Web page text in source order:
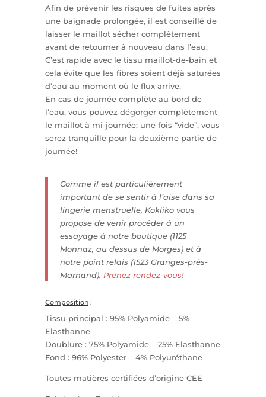
Afin de prévenir les risques de fuites après
une baignade prolongée, il est conseillé de
laisser le maillot sécher complètement
avant de retourner à nouveau dans l’eau.
C’est rapide avec le tissu maillot-de-bain et
cela évite que les fibres soient déjà saturées
d’eau au moment où le flux arrive.
En cas de journée complète au bord de
l’eau, vous pouvez dégorger complètement
le maillot à mi-journée: une fois “vide”, vous
serez tranquille pour la deuxième partie de
journée!
Comme il est particulièrement
important de se sentir à l’aise dans sa
lingerie menstruelle, Kokliko vous
propose de venir procéder à un
essayage à notre boutique (1125
Monnaz, au dessus de Morges) et à
notre point relais (1523 Granges-près-
Marnand). Prenez rendez-vous!
Composition:
Tissu principal : 95% Polyamide – 5%
Elasthanne
Doublure : 75% Polyamide – 25% Elasthanne
Fond : 96% Polyester – 4% Polyuréthane
Toutes matières certifiées d’origine CEE